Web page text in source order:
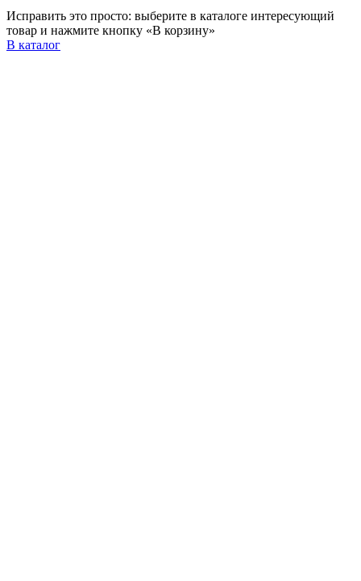
Исправить это просто: выберите в каталоге интересующий
товар и нажмите кнопку «В корзину»
В каталог